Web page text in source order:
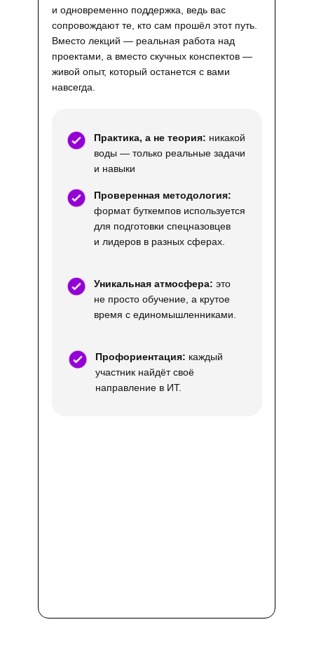
Практика, а не теория: никакой
воды — только реальные задачи
и навыки
Проверенная методология:
формат буткемпов используется
для подготовки спецназовцев
и лидеров в разных сферах.
и одновременно поддержка, ведь вас
сопровождают те, кто сам прошёл этот путь.
Вместо лекций — реальная работа над
проектами, а вместо скучных конспектов —
живой опыт, который останется с вами
навсегда.
Профориентация: каждый
участник найдёт своё
направление в ИТ.
Уникальная атмосфера: это
не просто обучение, а крутое
время с единомышленниками.